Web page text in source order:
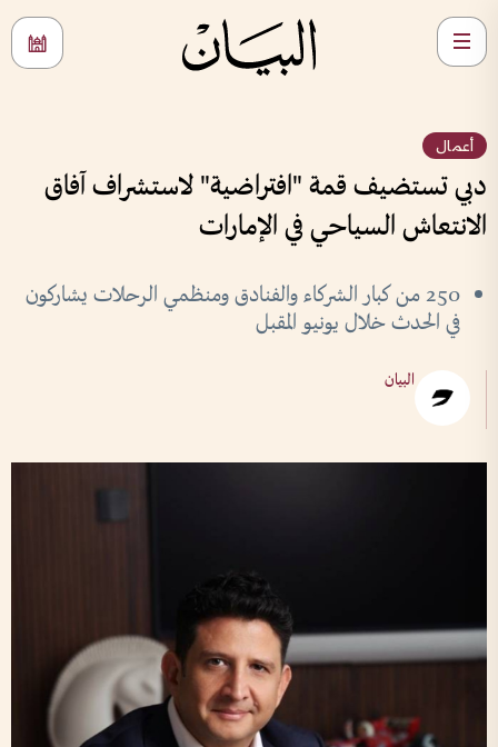
أعمال
دبي تستضيف قمة "افتراضية" لاستشراف آفاق
الانتعاش السياحي في الإمارات
250 من كبار الشركاء والفنادق ومنظمي الرحلات يشاركون
في الحدث خلال يونيو المقبل
البيان